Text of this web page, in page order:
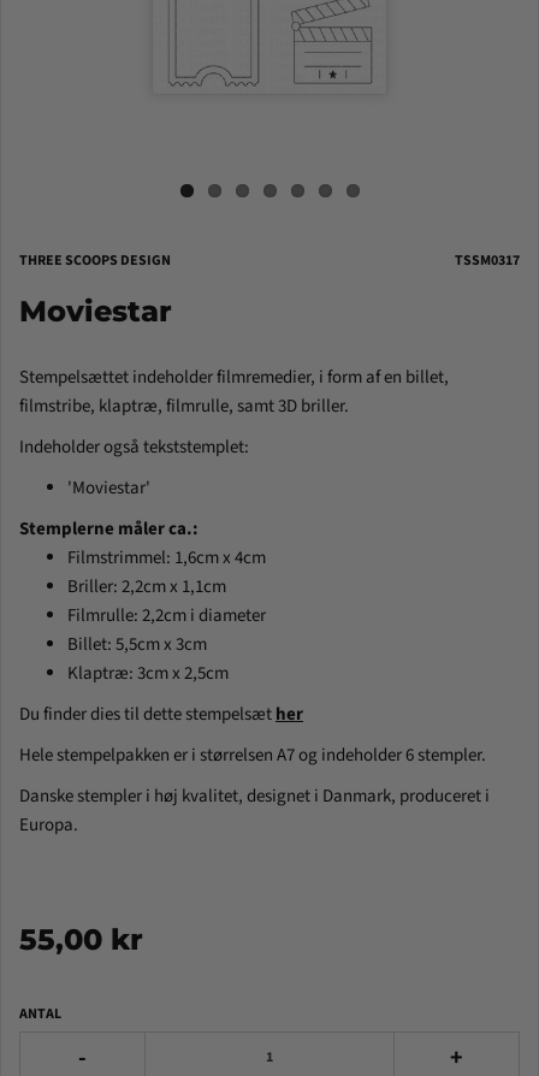
THREE SCOOPS DESIGN TSSM0317
Moviestar
Stempelsættet indeholder filmremedier, i form af en billet,
filmstribe, klaptræ, filmrulle, samt 3D briller.
Indeholder også tekststemplet:
'Moviestar'
Stemplerne måler ca.:
Filmstrimmel: 1,6cm x 4cm
Briller: 2,2cm x 1,1cm
Filmrulle: 2,2cm i diameter
Billet: 5,5cm x 3cm
Klaptræ: 3cm x 2,5cm
Du finder dies til dette stempelsæther
Hele stempelpakken er i størrelsen A7 og indeholder 6 stempler.
Danske stempler i høj kvalitet, designet i Danmark, produceret i
Europa.
55,00 kr
ANTAL
- +